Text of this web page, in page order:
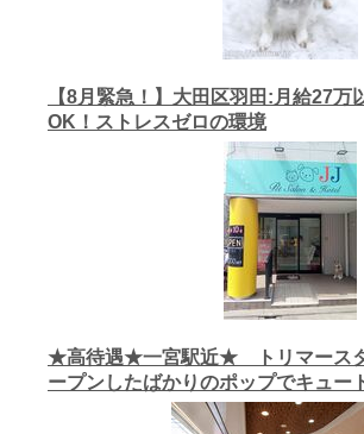
【8月緊急！】大田区羽田:月給27
OK！ストレスゼロの環境
★高待遇★一宮駅近★ トリマース
ープンしたばかりのポップでキュー